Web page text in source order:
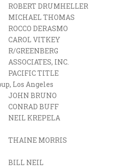
ROBERT DRUMHELLER
MICHAEL THOMAS
ROCCO DERASMO
CAROL VITKEY
R/GREENBERG
ASSOCIATES, INC.
PACIFIC TITLE
Los Angeles
JOHN BRUNO
CONRAD BUFF
NEIL KREPELA
THAINE MORRIS
BILL NEIL